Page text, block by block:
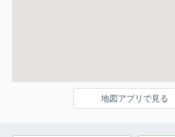
地図アプリで見る